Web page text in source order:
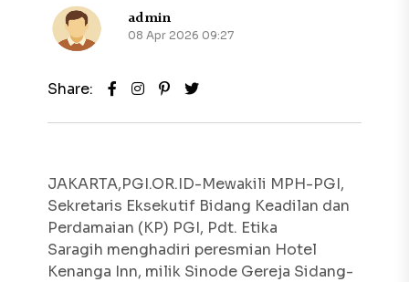
admin
08 Apr 2026 09:27
Share:
JAKARTA,PGI.OR.ID-Mewakili MPH-PGI,
Sekretaris Eksekutif Bidang Keadilan dan
Perdamaian (KP) PGI, Pdt. Etika
Saragih menghadiri peresmian Hotel
Kenanga Inn, milik Sinode Gereja Sidang-